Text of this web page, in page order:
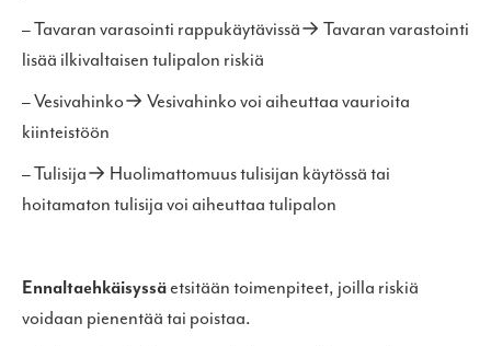
– Tavaran varasointi rappukäytävissä→ Tavaran varastointi
lisää ilkivaltaisen tulipalon riskiä
– Vesivahinko→ Vesivahinko voi aiheuttaa vaurioita
kiinteistöön
– Tulisija→ Huolimattomuus tulisijan käytössä tai
hoitamaton tulisija voi aiheuttaa tulipalon
Ennaltaehkäisyssäetsitään toimenpiteet, joilla riskiä
voidaan pienentää tai poistaa.